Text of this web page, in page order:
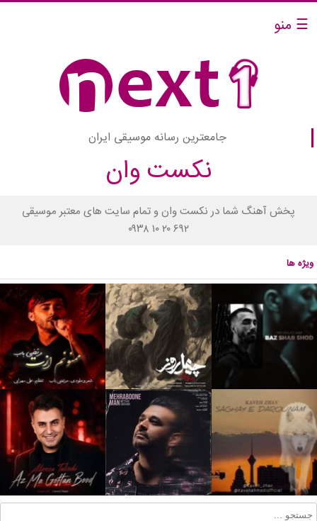
☰ منو
جامعترین رسانه موسیقی ایران
نکست وان
پخش آهنگ شما در نکست وان و تمام سایت های معتبر موسیقی
۰۹۳۸ ۱۰ ۲۰ ۶۹۲
ویژه ها